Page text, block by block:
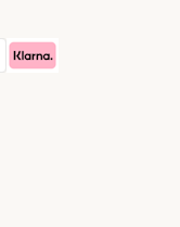
Method
Payment Method
Klarna Payment Method